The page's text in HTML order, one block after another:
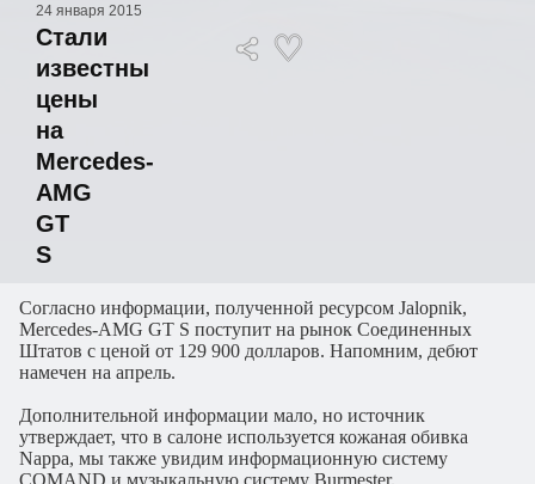
24 января 2015
Стали
известны
цены
на
Mercedes-
AMG
GT
S
Согласно информации, полученной ресурсом Jalopnik,
Mercedes-AMG GT S поступит на рынок Соединенных
Штатов с ценой от 129 900 долларов. Напомним, дебют
намечен на апрель.
Дополнительной информации мало, но источник
утверждает, что в салоне используется кожаная обивка
Nappa, мы также увидим информационную систему
COMAND и музыкальную систему Burmester.